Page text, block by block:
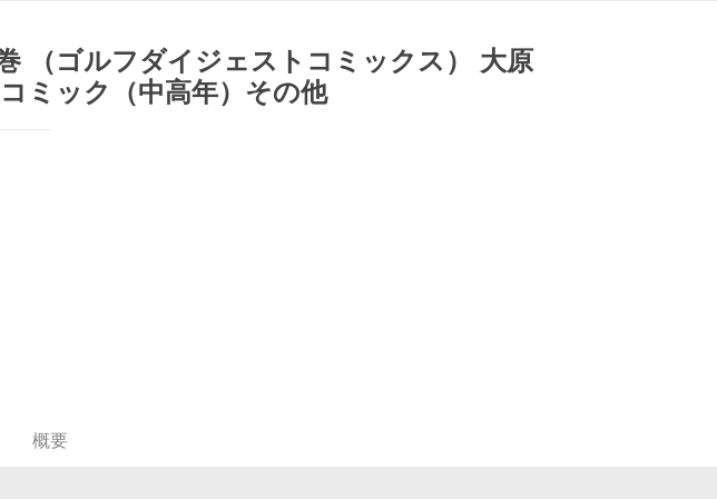
（ゴルフダイジェストコミックス） 大原
ミック（中高年）その他
概要